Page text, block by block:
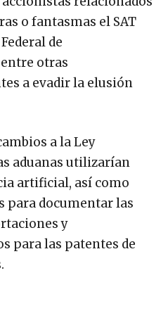
o fantasmas el SAT
de
entre otras
a evadir la elusión
a la Ley
aduanas utilizarían
artificial, así como
para documentar las
y
para las patentes de